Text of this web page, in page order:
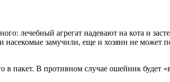
лечебный агрегат надевают на кота и
замучили, еще и хозяин не может
в пакет. В противном случае ошейник будет